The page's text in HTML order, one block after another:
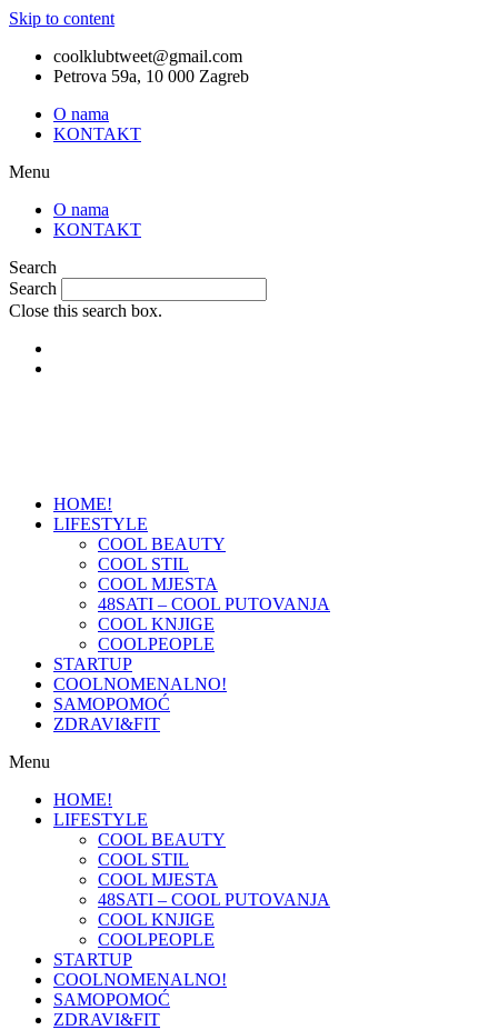
Skip to content
coolklubtweet@gmail.com
Petrova 59a, 10 000 Zagreb
O nama
KONTAKT
Menu
O nama
KONTAKT
Search
Search
Close this search box.
HOME!
LIFESTYLE
COOL BEAUTY
COOL STIL
COOL MJESTA
48SATI – COOL PUTOVANJA
COOL KNJIGE
COOLPEOPLE
STARTUP
COOLNOMENALNO!
SAMOPOMOĆ
ZDRAVI&FIT
Menu
HOME!
LIFESTYLE
COOL BEAUTY
COOL STIL
COOL MJESTA
48SATI – COOL PUTOVANJA
COOL KNJIGE
COOLPEOPLE
STARTUP
COOLNOMENALNO!
SAMOPOMOĆ
ZDRAVI&FIT